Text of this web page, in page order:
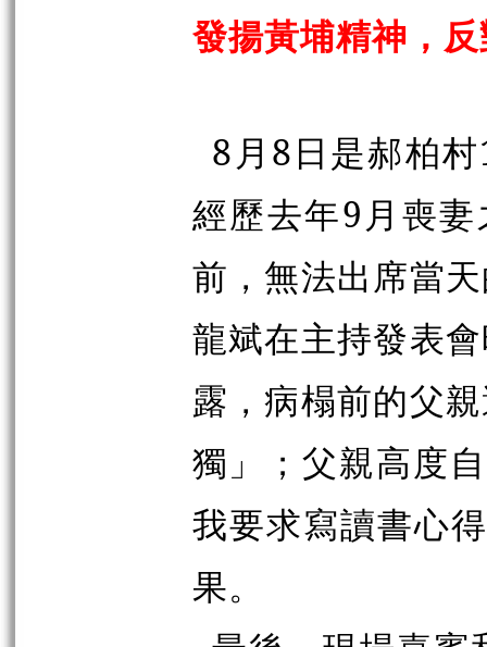
發揚黃埔精神，
8 月 8日是郝柏村
經歷去年9 月喪
前，無法出席當
龍斌在主持發表
露，病榻前的父
獨」；父親高度
我要求寫讀書心得
果。